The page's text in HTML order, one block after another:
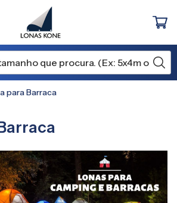
para Barraca